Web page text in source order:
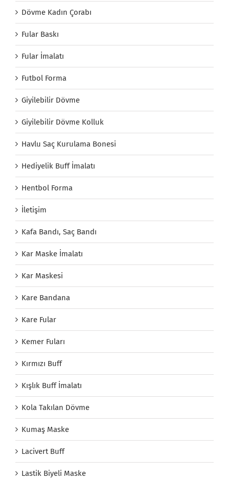
Dövme Kadın Çorabı
Fular Baskı
Fular İmalatı
Futbol Forma
Giyilebilir Dövme
Giyilebilir Dövme Kolluk
Havlu Saç Kurulama Bonesi
Hediyelik Buff İmalatı
Hentbol Forma
İletişim
Kafa Bandı, Saç Bandı
Kar Maske İmalatı
Kar Maskesi
Kare Bandana
Kare Fular
Kemer Fuları
Kırmızı Buff
Kışlık Buff İmalatı
Kola Takılan Dövme
Kumaş Maske
Lacivert Buff
Lastik Biyeli Maske